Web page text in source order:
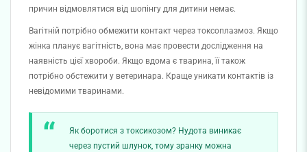
причин відмовлятися від шопінгу для дитини немає.
Вагітній потрібно обмежити контакт через токсоплазмоз. Якщо
жінка планує вагітність, вона має провести дослідження на
наявність цієї хвороби. Якщо вдома є тварина, її також
потрібно обстежити у ветеринара. Краще уникати контактів із
невідомими тваринами.
Як боротися з токсикозом? Нудота виникає
через пустий шлунок, тому зранку можна